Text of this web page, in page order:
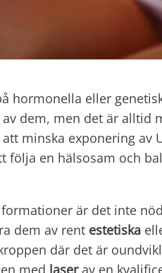
hormonella eller
dem, men det är alltid
minska exponering av
följa en hälsosam och
är det inte
dem av rent estetiska
där det är